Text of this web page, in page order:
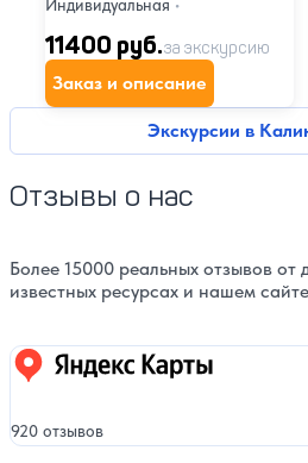
Экскурсии в
Индивидуальная •
11400 руб.за экскурсию
Заказ и описание
Отзывы о нас
Более 15000 реальных отзывов от
известных ресурсах и нашем
Яндекс карты
920 отзывов